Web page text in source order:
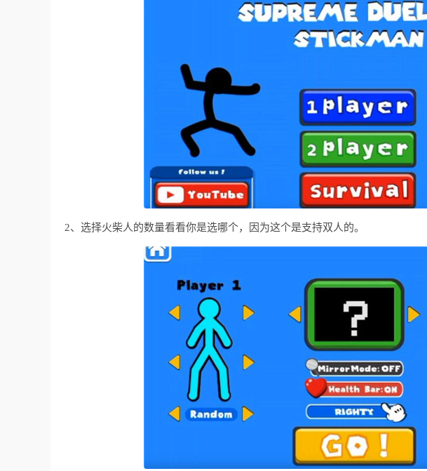
2、选择火柴人的数量看看你是选哪个，因为这个是支持双人的。